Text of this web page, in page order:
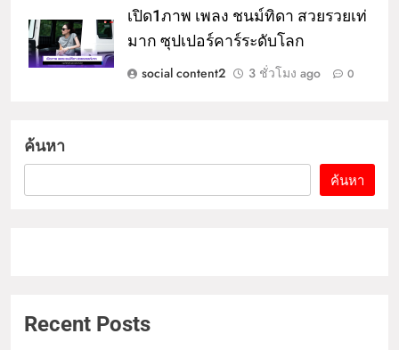
เปิด1ภาพ เพลง ชนม์ทิดา สวยรวยเท่
มาก ซุปเปอร์คาร์ระดับโลก
social content2
3 ชั่วโมง ago 0
ค้นหา
ค้นหา
Recent Posts